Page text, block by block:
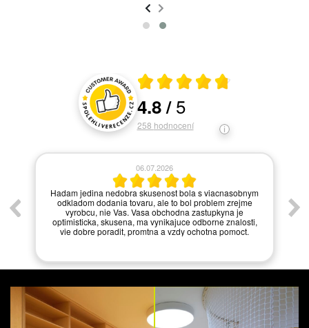
Hodnocení a recenze zákazníků
Průměrné hodnocení 4.8 z 5
4.8/5
258 hodnocení
06.07.2026
Hadam jedina nedobra skusenost bola s viacnasobnym
odkladom dodania tovaru, ale to bol problem zrejme
vyrobcu, nie Vas. Vasa obchodna zastupkyna je
optimisticka, skusena, ma vynikajuce odborne znalosti,
vie dobre poradit, promtna a vzdy ochotna pomoct.